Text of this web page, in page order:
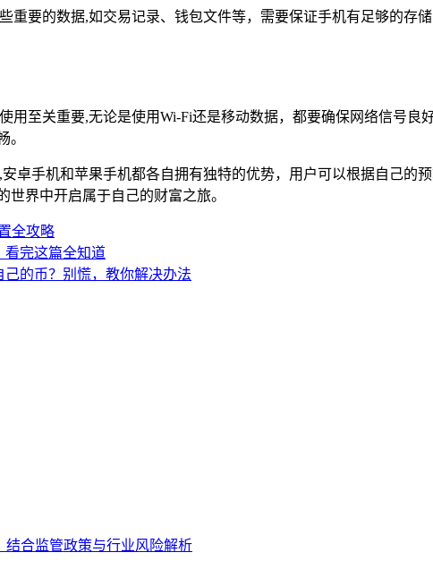
重要的数据,如交易记录、钱包文件等，需要保证手机有足够的
用至关重要,无论是使用Wi-Fi还是移动数据，都要确保网络信号
。
卓手机和苹果手机都各自拥有独特的优势，用户可以根据自己的
界中开启属于自己的财富之旅。
全攻略
看完这篇全知道
的币？别慌，教你解决办法
结合监管政策与行业风险解析